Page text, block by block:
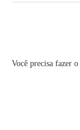
Você precisa fazer o